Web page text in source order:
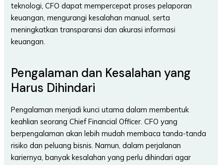
teknologi, CFO dapat mempercepat proses pelaporan
keuangan, mengurangi kesalahan manual, serta
meningkatkan transparansi dan akurasi informasi
keuangan.
Pengalaman dan Kesalahan yang
Harus Dihindari
Pengalaman menjadi kunci utama dalam membentuk
keahlian seorang Chief Financial Officer. CFO yang
berpengalaman akan lebih mudah membaca tanda-tanda
risiko dan peluang bisnis. Namun, dalam perjalanan
kariernya, banyak kesalahan yang perlu dihindari agar